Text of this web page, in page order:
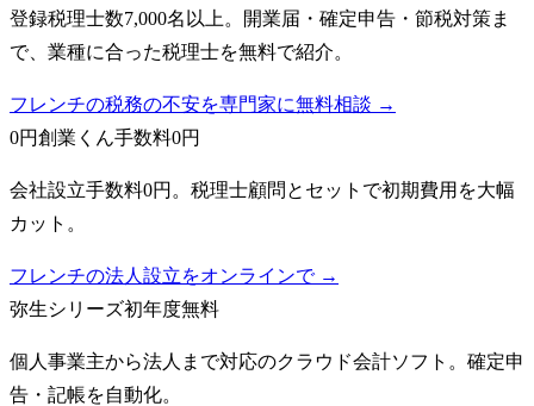
登録税理士数7,000名以上。開業届・確定申告・節税対策ま
で、業種に合った税理士を無料で紹介。
フレンチの税務の不安を専門家に無料相談 →
0円創業くん手数料0円
会社設立手数料0円。税理士顧問とセットで初期費用を大幅
カット。
フレンチの法人設立をオンラインで →
弥生シリーズ初年度無料
個人事業主から法人まで対応のクラウド会計ソフト。確定申
告・記帳を自動化。